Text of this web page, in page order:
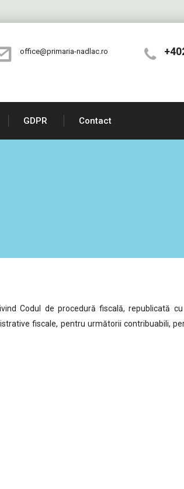
office@primaria-nadlac.ro
GDPR Contact
Codul de procedură fiscală, republicată
fiscale, pentru următorii contribuabili,